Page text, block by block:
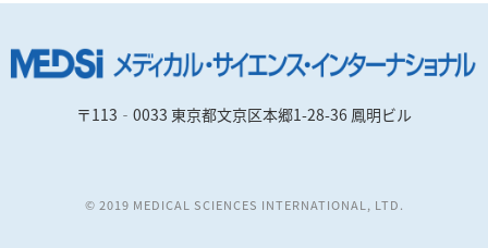
〒113‐0033 東京都文京区本郷1-28-36 鳳明ビル
© 2019 MEDICAL SCIENCES INTERNATIONAL, LTD.